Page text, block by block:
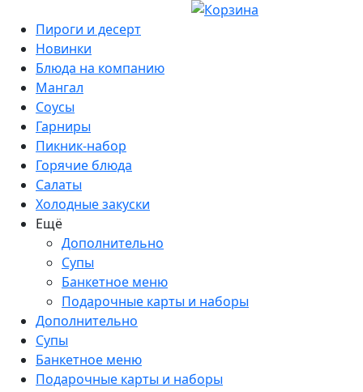
Пироги и десерт
Новинки
Блюда на компанию
Мангал
Соусы
Гарниры
Пикник-набор
Горячие блюда
Салаты
Холодные закуски
Ещё
Дополнительно
Супы
Банкетное меню
Подарочные карты и наборы
Дополнительно
Супы
Банкетное меню
Подарочные карты и наборы